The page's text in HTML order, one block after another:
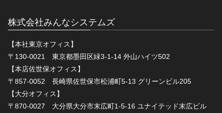
株式会社みんなシステムズ
【本社東京オフィス】
〒130-0021 東京都墨田区緑3-1-14 外山ハイツ502
【本店佐世保オフィス】
〒857-0052 長崎県佐世保市松浦町5-13 グリーンビル205
【大分オフィス】
〒870-0027 大分県大分市末広町1-5-16 ユナイテッド末広ビル